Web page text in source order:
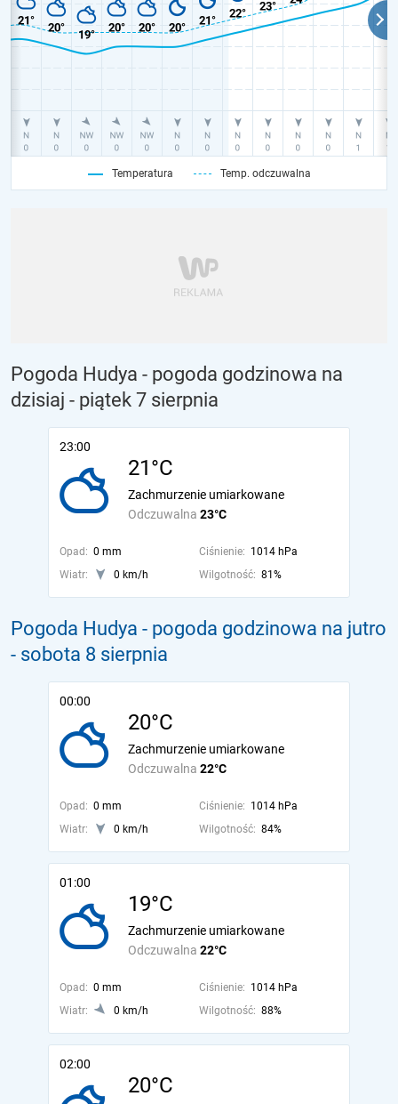
Temperatura Temp. odczuwalna
Pogoda Hudya - pogoda godzinowa na
dzisiaj - piątek 7 sierpnia
23:00
21°C
Odczuwalna 23°C
Zachmurzenie umiarkowane
Opad: 0 mm Ciśnienie: 1014 hPa
Wiatr:
0 km/h Wilgotność: 81%
Pogoda Hudya - pogoda godzinowa na jutro
- sobota 8 sierpnia
00:00
20°C
Odczuwalna 22°C
Zachmurzenie umiarkowane
Opad: 0 mm Ciśnienie: 1014 hPa
Wiatr:
0 km/h Wilgotność: 84%
01:00
19°C
Odczuwalna 22°C
Zachmurzenie umiarkowane
Opad: 0 mm Ciśnienie: 1014 hPa
Wiatr:
0 km/h Wilgotność: 88%
02:00
20°C